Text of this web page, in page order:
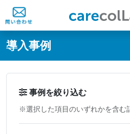
@ -0,0 +1,60 @@
導入事例
事例を絞り込む
※選択した項目のいずれかを含む